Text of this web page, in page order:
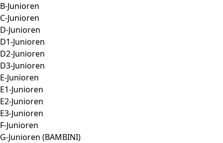
B-Junioren
C-Junioren
D-Junioren
D1-Junioren
D2-Junioren
D3-Junioren
E-Junioren
E1-Junioren
E2-Junioren
E3-Junioren
F-Junioren
G-Junioren (BAMBINI)